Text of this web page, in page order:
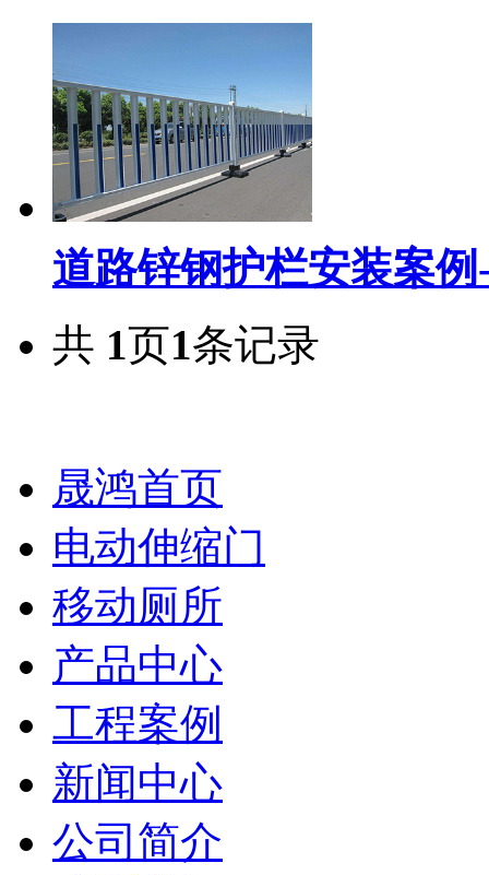
道路锌钢护栏安装案
共 1页1条记录
晟鸿首页
电动伸缩门
移动厕所
产品中心
工程案例
新闻中心
公司简介